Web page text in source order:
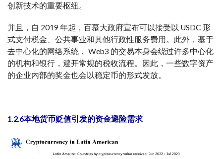
创新技术的重要枢纽。
并且，自 2019 年起，百慕大政府宣布可以接受以 USDC 形
式支付税金、公共事业和其他行政性服务费用。此外，基于
去中心化的网络系统， Web3 的交易本身会绕过许多中心化
的机构和银行，避开常规的税收流程。因此，一些数字资产
的企业内部的奖金也会以稳定币的形式发放。
1.2.6本地货币贬值引发的资金避险需求